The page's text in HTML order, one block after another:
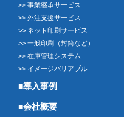
>> 事業継承サービス
>> 外注支援サービス
>> ネット印刷サービス
>> 一般印刷（封筒など）
>> 在庫管理システム
>> イメージバリアブル